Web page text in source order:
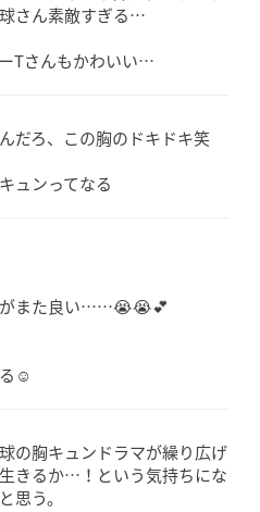
さん素敵すぎる…
Tさんもかわいい…
だろ、この胸のドキドキ笑
ュンってなる
がまた良い……😭😭💕
☺️
の胸キュンドラマが繰り広げ
きるか…！という気持ちにな
思う。